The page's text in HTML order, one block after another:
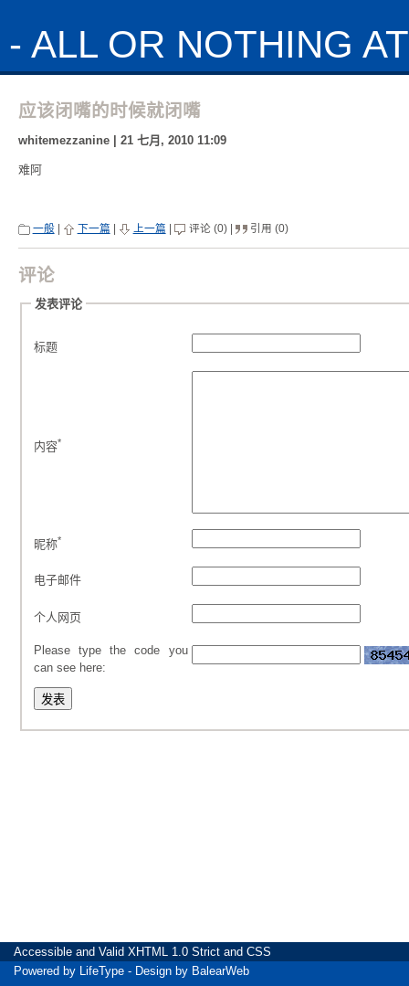
- ALL OR NOTHING
应该闭嘴的时候就闭嘴
whitemezzanine | 21 七月, 2010 11:09
难阿
一般| 下一篇 | 上一篇 | 评论 (0) | 引用 (0)
评论
发表评论
标题
内容*
昵称*
电子邮件
个人网页
Please type the code you
can see here:
Accessible and Valid XHTML 1.0 Strict and CSS
Powered by LifeType - Design by BalearWeb